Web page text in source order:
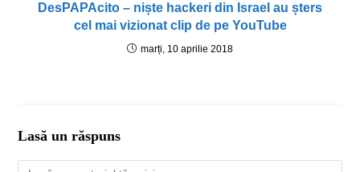
DesPAPAcito – niște hackeri din Israel au șters
cel mai vizionat clip de pe YouTube
marți, 10 aprilie 2018
Lasă un răspuns